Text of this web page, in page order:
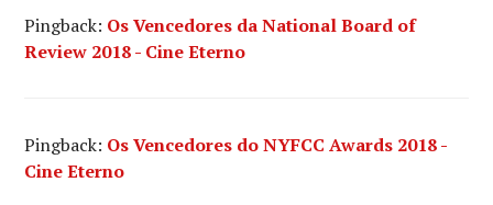
BEALE
STREET
COULD
REGINA
KING,
Pingback: Os Vencedores da National Board of
Review 2018 - Cine Eterno
Pingback: Os Vencedores do NYFCC Awards 2018 -
Cine Eterno